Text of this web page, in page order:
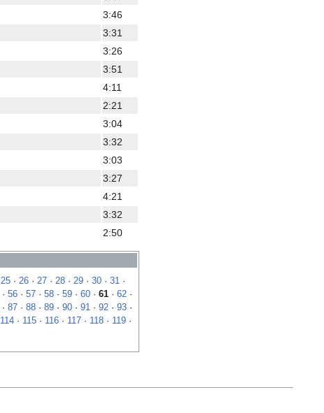
3:46
3:31
3:26
3:51
4:11
2:21
3:04
3:32
3:03
3:27
4:21
3:32
2:50
25 · 26 · 27 · 28 · 29 · 30 · 31 ·
· 56 · 57 · 58 · 59 · 60 · 61 · 62 ·
· 87 · 88 · 89 · 90 · 91 · 92 · 93 ·
114 · 115 · 116 · 117 · 118 · 119 ·